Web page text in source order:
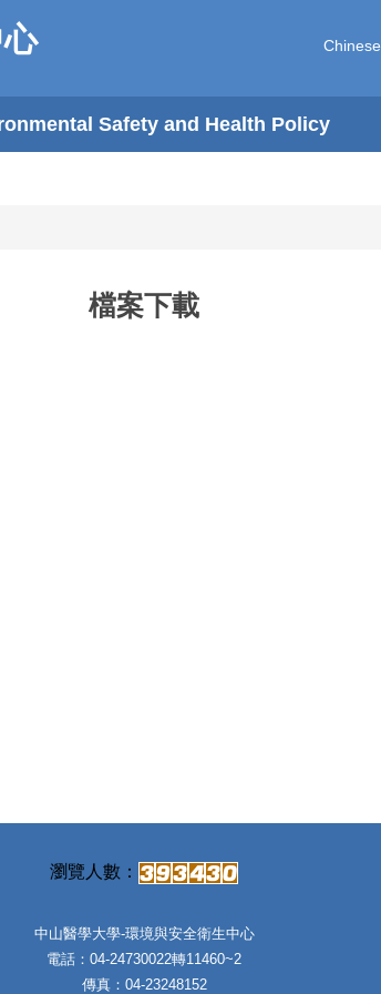
Chinese
Safety and Health Policy
檔案下載
中山醫學大學-環境與安全衛生中心
電話：04-24730022轉11460~2
傳真：04-23248152